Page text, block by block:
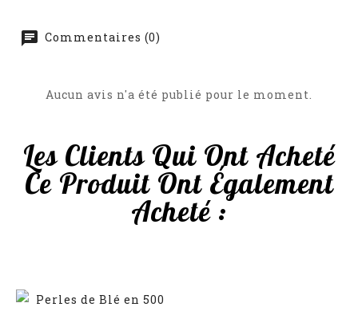
Commentaires (0)
Aucun avis n'a été publié pour le moment.
Les Clients Qui Ont Acheté
Ce Produit Ont Également
Acheté :